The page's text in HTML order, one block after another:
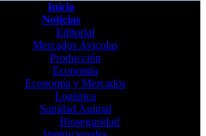
Inicio
Noticias
Editorial
Mercados Avicolas
Producción
Economia
Economía y Mercados
Logistica
Sanidad Animal
Bioseguridad